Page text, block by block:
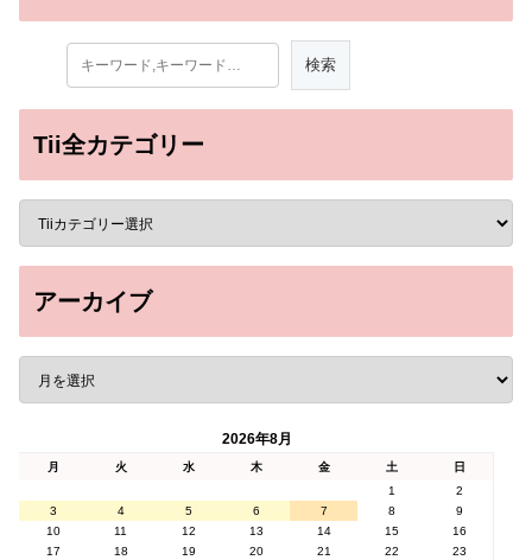
Tii全カテゴリー
アーカイブ
2026年8月
月 火 水 木 金 土
日
1
2
3
4 5 6 7 8
9
10
11 12 13 14 15
16
17
18 19 20 21 22
23